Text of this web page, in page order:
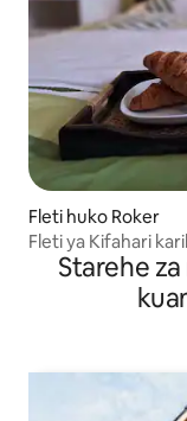
Fleti huko Roker
Fleti ya Kifahari
Starehe